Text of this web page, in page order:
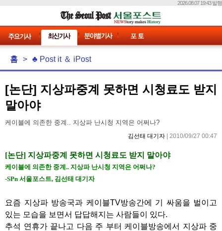
2026.08.07 19:43 발행
홈 > ♣ Post it ＆ iPost
[논단] 지상파중계 못하면 시청료도 받지
말아야
케이블에 의존한 중계.. 지상파 난시청 지역은 어쩌나?
김선태 대기자 | 2010/09/27 00:47
[논단] 지상파중계 못하면 시청료도 받지 말아야
케이블에 의존한 중계.. 지상파 난시청 지역은 어쩌나?
-SPn 서울포스트, 김선태 대기자
요즘 지상파 방송국과 케이블TV방송간에 기 싸움을 벌이고
있는 모습을 보면서 답답해지는 사람들이 있다.
추석 연휴가 끝나고 다음 주 부터 케이블방송에서 지상파 중